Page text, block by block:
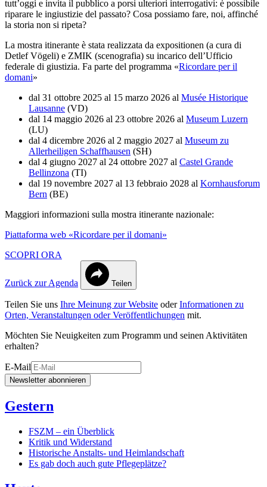
tutt’oggi e invita il pubblico a porsi ulteriori interrogativi: è possibile
riparare le ingiustizie del passato? Cosa possiamo fare, noi, affinché
la storia non si ripeta?
La mostra itinerante è stata realizzata da expositionen (a cura di
Detlef Vögeli) e ZMIK (scenografia) su incarico dell’Ufficio
federale di giustizia. Fa parte del programma «Ricordare per il
domani»
dal 31 ottobre 2025 al 15 marzo 2026 al Musée Historique
Lausanne (VD)
dal 14 maggio 2026 al 23 ottobre 2026 al Museum Luzern
(LU)
dal 4 dicembre 2026 al 2 maggio 2027 al Museum zu
Allerheiligen Schaffhausen (SH)
dal 4 giugno 2027 al 24 ottobre 2027 al Castel Grande
Bellinzona (TI)
dal 19 novembre 2027 al 13 febbraio 2028 al Kornhausforum
Bern (BE)
Maggiori informazioni sulla mostra itinerante nazionale:
Piattaforma web «Ricordare per il domani»
SCOPRI ORA
Zurück zur Agenda Teilen
Teilen Sie uns Ihre Meinung zur Website oderInformationen zu
Orten, Veranstaltungen oder Veröffentlichungen mit.
Möchten Sie Neuigkeiten zum Programm und seinen Aktivitäten
erhalten?
E-Mail
Newsletter abonnieren
Gestern
FSZM – ein Überblick
Kritik und Widerstand
Historische Anstalts- und Heimlandschaft
Es gab doch auch gute Pflegeplätze?